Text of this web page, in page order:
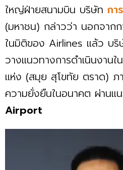
ใหญ่ฝ่ายสนามบิน บริษัท กา
(มหาชน) กล่าวว่า นอกจาก
ในมิติของ Airlines แล้ว บริ
วางแนวทางการดำเนินงาน
แห่ง (สมุย สุโขทัย ตราด) ภ
ความยั่งยืนในอนาคต ผ่านแ
Airport